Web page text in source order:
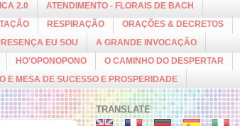
2.0
ATENDIMENTO - FLORAIS DE BACH
RESPIRAÇÃO ORAÇÕES & DECRETOS
EU SOU
A GRANDE INVOCAÇÃO
HO'OPONOPONO O CAMINHO DO DESPERTAR
E MESA DE SUCESSO E PROSPERIDADE
TRANSLATE